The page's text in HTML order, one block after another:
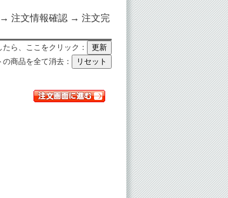
注文情報確認 → 注文完
ら、ここをクリック：
の商品を全て消去：